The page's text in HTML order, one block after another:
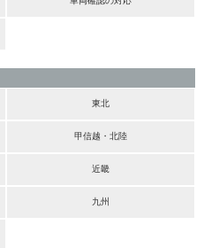
東北
甲信越・北陸
近畿
九州